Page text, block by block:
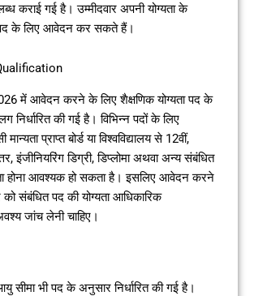
कराई गई है। उम्मीदवार अपनी योग्यता के
के लिए आवेदन कर सकते हैं।
में आवेदन करने के लिए शैक्षणिक योग्यता पद के
की गई है। विभिन्न पदों के लिए
मान्यता प्राप्त बोर्ड या विश्वविद्यालय से 12वीं,
इंजीनियरिंग डिग्री, डिप्लोमा अथवा अन्य संबंधित
होना आवश्यक हो सकता है। इसलिए आवेदन करने
को संबंधित पद की योग्यता आधिकारिक
जांच लेनी चाहिए।
सीमा भी पद के अनुसार निर्धारित की गई है।